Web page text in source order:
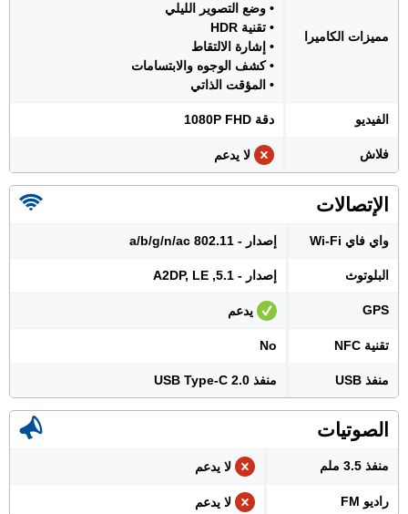
مميزات الكاميرا
• وضع التصوير الليلي
• تقنية HDR
• إشارة الالتقاط
• كشف الوجوه والابتسامات
• المؤقت الذاتي
الفيديو دقة 1080P FHD
فلاش لا يدعم
الإتصالات
واي فاي Wi-Fi إصدار - 802.11 a/b/g/n/ac
البلوتوث إصدار - 5.1, A2DP, LE
GPS يدعم
تقنية NFC No
منفذ USB منفذ USB Type-C 2.0
الصوتيات
منفذ 3.5 ملم لا يدعم
راديو FM لا يدعم